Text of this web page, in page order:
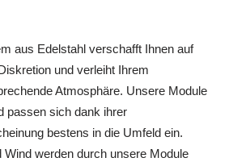
aus Edelstahl verschafft Ihnen auf
und verleiht Ihrem
Atmosphäre. Unsere Module
passen sich dank ihrer
bestens in die Umfeld ein.
Wind werden durch unsere Module